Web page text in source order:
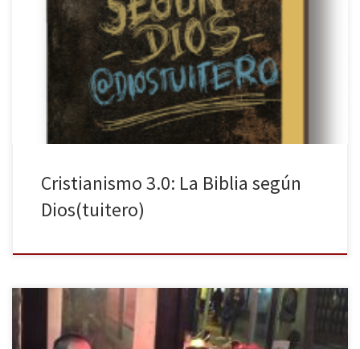
Reseñar la Biblia parecería hoy, para el lector español, un
anacronismo, porque poco hay que decir sobre el argumento que
no sea ya conocido. Sin embargo, por más que la Biblia sea el
libro más vendido de la historia de Occidente y uno de los que
podremos encontrar en más […]
Cristianismo 3.0: La Biblia según
Dios(tuitero)